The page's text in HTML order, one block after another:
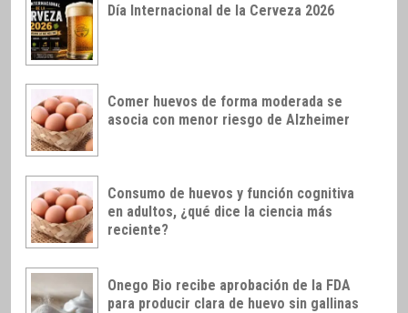
Día Internacional de la Cerveza 2026
Comer huevos de forma moderada se
asocia con menor riesgo de Alzheimer
Consumo de huevos y función cognitiva
en adultos, ¿qué dice la ciencia más
reciente?
Onego Bio recibe aprobación de la FDA
para producir clara de huevo sin gallinas